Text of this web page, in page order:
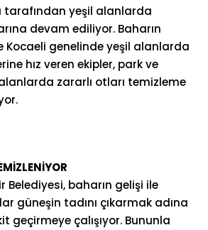
tarafından yeşil alanlarda
devam ediliyor. Baharın
Kocaeli genelinde yeşil alanlarda
hız veren ekipler, park ve
zararlı otları temizleme
Belediyesi, baharın gelişi ile
güneşin tadını çıkarmak adına
geçirmeye çalışıyor. Bununla